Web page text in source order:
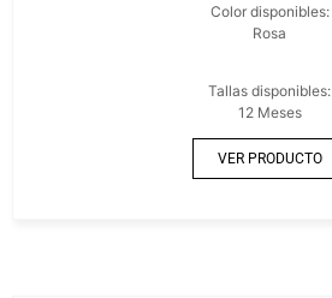
Color disponibles:
Rosa
Tallas disponibles:
12 Meses
VER PRODUCTO